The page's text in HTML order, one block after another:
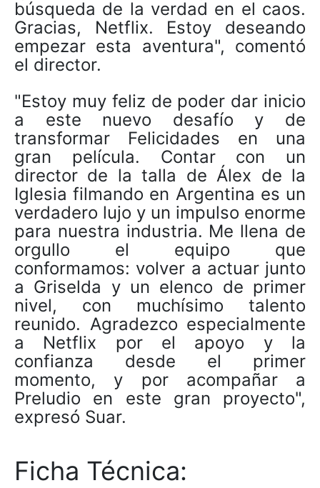
búsqueda de la verdad en el caos.
Gracias, Netflix. Estoy deseando
empezar esta aventura", comentó
el director.
"Estoy muy feliz de poder dar inicio
a este nuevo desafío y de
transformar Felicidades en una
gran película. Contar con un
director de la talla de Álex de la
Iglesia filmando en Argentina es un
verdadero lujo y un impulso enorme
para nuestra industria. Me llena de
orgullo el equipo que
conformamos: volver a actuar junto
a Griselda y un elenco de primer
nivel, con muchísimo talento
reunido. Agradezco especialmente
a Netflix por el apoyo y la
confianza desde el primer
momento, y por acompañar a
Preludio en este gran proyecto",
expresó Suar.
Ficha Técnica: